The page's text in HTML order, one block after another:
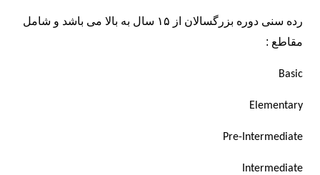
رده سنی دوره بزرگسالان از ۱۵ سال به بالا می باشد و شامل
مقاطع :
Basic
Elementary
Pre-Intermediate
Intermediate